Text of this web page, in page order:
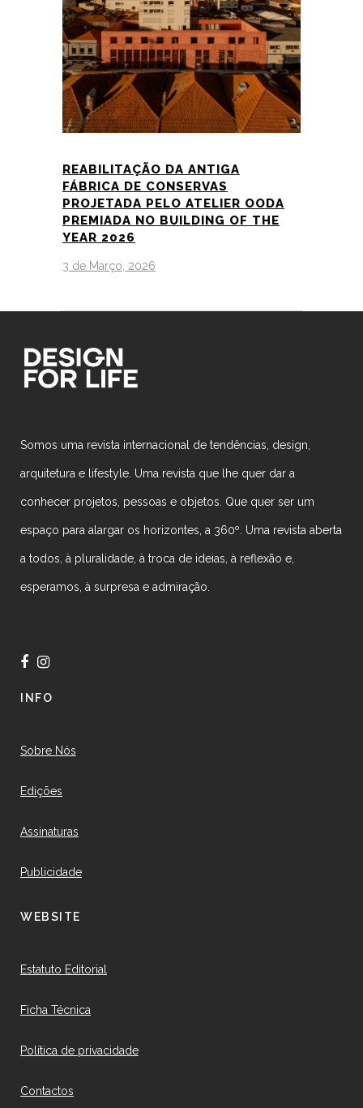
REABILITAÇÃO DA ANTIGA
FÁBRICA DE CONSERVAS
PROJETADA PELO ATELIER OODA
PREMIADA NO BUILDING OF THE
YEAR 2026
3 de Março, 2026
Somos uma revista internacional de tendências, design,
arquitetura e lifestyle. Uma revista que lhe quer dar a
conhecer projetos, pessoas e objetos. Que quer ser um
espaço para alargar os horizontes, a 360º. Uma revista aberta
a todos, à pluralidade, à troca de ideias, à reflexão e,
esperamos, à surpresa e admiração.
INFO
Sobre Nós
Edições
Assinaturas
Publicidade
WEBSITE
Estatuto Editorial
Ficha Técnica
Política de privacidade
Contactos